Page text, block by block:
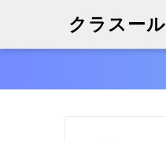
クラスール